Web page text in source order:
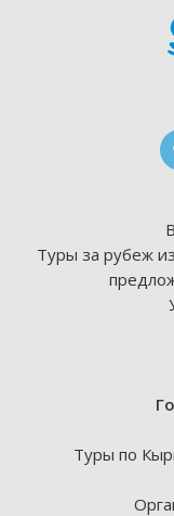
Туры за рубеж
Туры по